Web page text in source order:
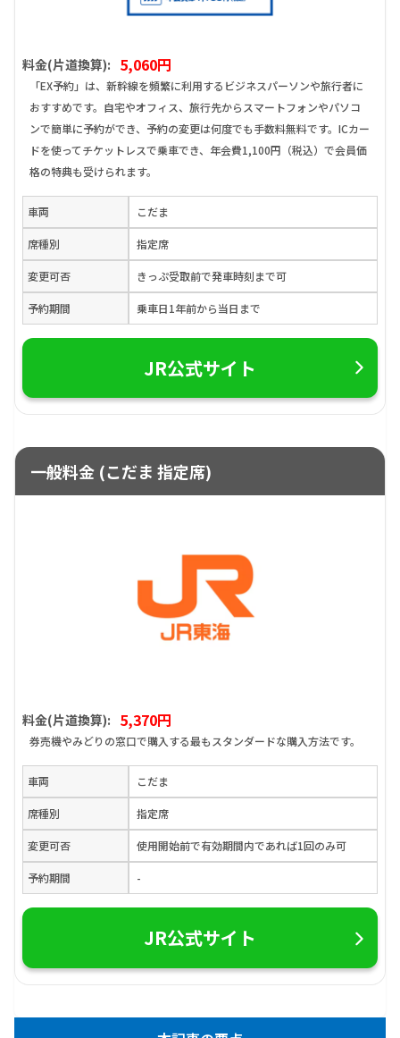
料金(片道換算): 5,060円
「EX予約」は、新幹線を頻繁に利用するビジネスパーソンや旅行者に
おすすめです。自宅やオフィス、旅行先からスマートフォンやパソコ
ンで簡単に予約ができ、予約の変更は何度でも手数料無料です。ICカー
ドを使ってチケットレスで乗車でき、年会費1,100円（税込）で会員価
格の特典も受けられます。
車両 こだま
席種別 指定席
変更可否 きっぷ受取前で発車時刻まで可
予約期間 乗車日1年前から当日まで
JR公式サイト
一般料金 (こだま 指定席)
料金(片道換算): 5,370円
券売機やみどりの窓口で購入する最もスタンダードな購入方法です。
車両 こだま
席種別 指定席
変更可否 使用開始前で有効期間内であれば1回のみ可
予約期間 -
JR公式サイト